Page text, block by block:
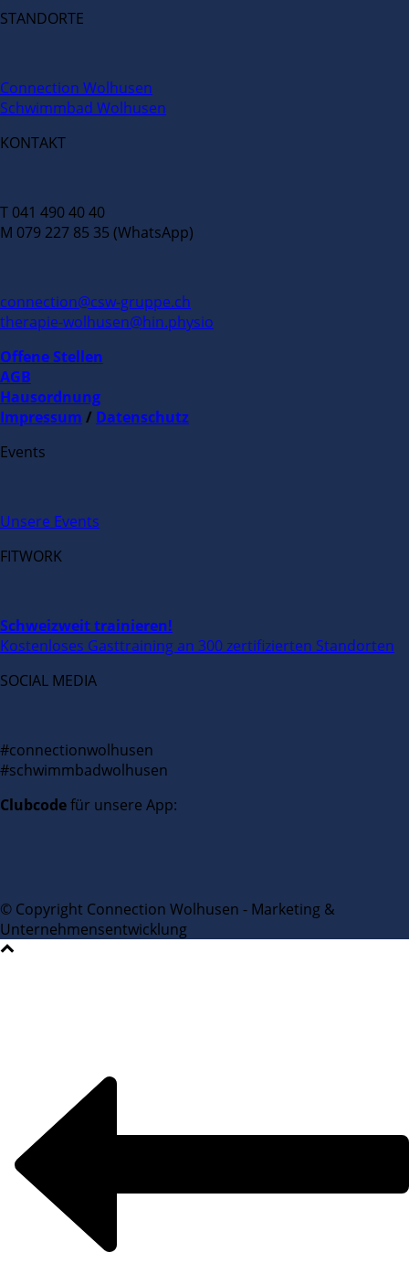
STANDORTE
Connection Wolhusen
Schwimmbad Wolhusen
KONTAKT
T 041 490 40 40
M 079 227 85 35 (WhatsApp)
connection@csw-gruppe.ch
therapie-wolhusen@hin.physio
Offene Stellen
AGB
Hausordnung
Impressum / Datenschutz
Events
Unsere Events
FITWORK
Schweizweit trainieren!
Kostenloses Gasttraining an 300 zertifizierten Standorten
SOCIAL MEDIA
#connectionwolhusen
#schwimmbadwolhusen
Clubcodefür unsere App:
© Copyright Connection Wolhusen - Marketing &
Unternehmensentwicklung